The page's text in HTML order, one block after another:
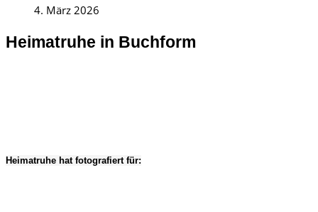
4. März 2026
Heimatruhe in Buchform
Heimatruhe hat fotografiert für: